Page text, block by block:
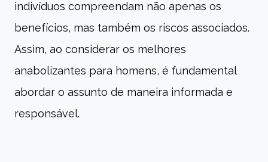
indivíduos compreendam não apenas os
benefícios, mas também os riscos associados.
Assim, ao considerar os melhores
anabolizantes para homens, é fundamental
abordar o assunto de maneira informada e
responsável.